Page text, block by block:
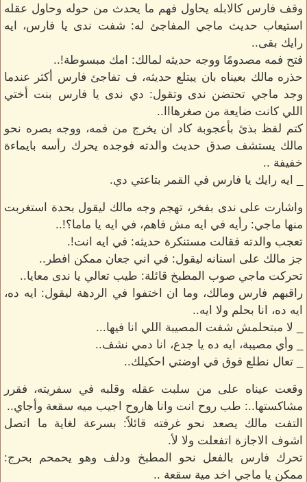
وقف فارس كالابله يحاول فهم ما يحدث من حوله وحاول عقله
استيعاب حديث ماجي المفاجئ له: شفت ندى يا فارس، ايه
رايك بقى..
فتح فمه مصدومًا ووجه حديثه لمالك: امك مبسوطة!..
حذره مالك بعيناه بان يبتلع حديثه، ف تفاجئ فارس أكثر عندما
وجد ماجي تحتضن ندى وتقول: دي ندى يا فارس بنت أختي
اللي كانت ضايعة من صغرهااا..
كتم لفظ بذئ بأعجوبة كاد ان يخرج من فمه، ووجه بصره نحو
مالك يستشف صدق حديث والدته فوجده يحرك رأسه بايماءة
خفيفة ..
_ ايه رايك يا فارس في القمر بتاعتي دي.
واشارت على ندى بفخر، تهجم وجه مالك ليقول بحدة استغربت
منها ماجي: رأيه في ايه مش فاهم، في ايه يا ماما؟!..
تعجب والدته فقالت مستنكرة حديثه: في ايه انت!.
جز مالك على اسنانه ليقول: في اني جعان ممكن افطر..
تحركت ماجي صوب المطبخ قائلة: طيب تعالي يا ندى معايا..
راقبهم فارس ومالك، وما ان اختفوا في الردهة ليقول: ايه ده،
ايه ده، انا بحلم ولا ايه..
_ لا مبتحلمش شفت المصيبة اللي انا فيها...
_ وأي مصيبة، ايه ده يا جدع، انا دمي نشف..
_ تعال نطلع فوق في اوضتي احكيلك..
وقعت عيناه على من سلبت عقله وقلبه في سفريته، فقرر
مشاكستها..: طب روح انت وانا هاروح اجيب ميه سقعة وأجاي..
التفت مالك يصعد نحو غرفته قائلاً: بسرعة لغاية ما اتصل
اشوف الاجازة اتفعلت ولا لأ.
تحرك فارس بالفعل نحو المطبخ ودلف وهو يحمحم بحرج:
ممكن يا ماجي اخد مية سقعة ..